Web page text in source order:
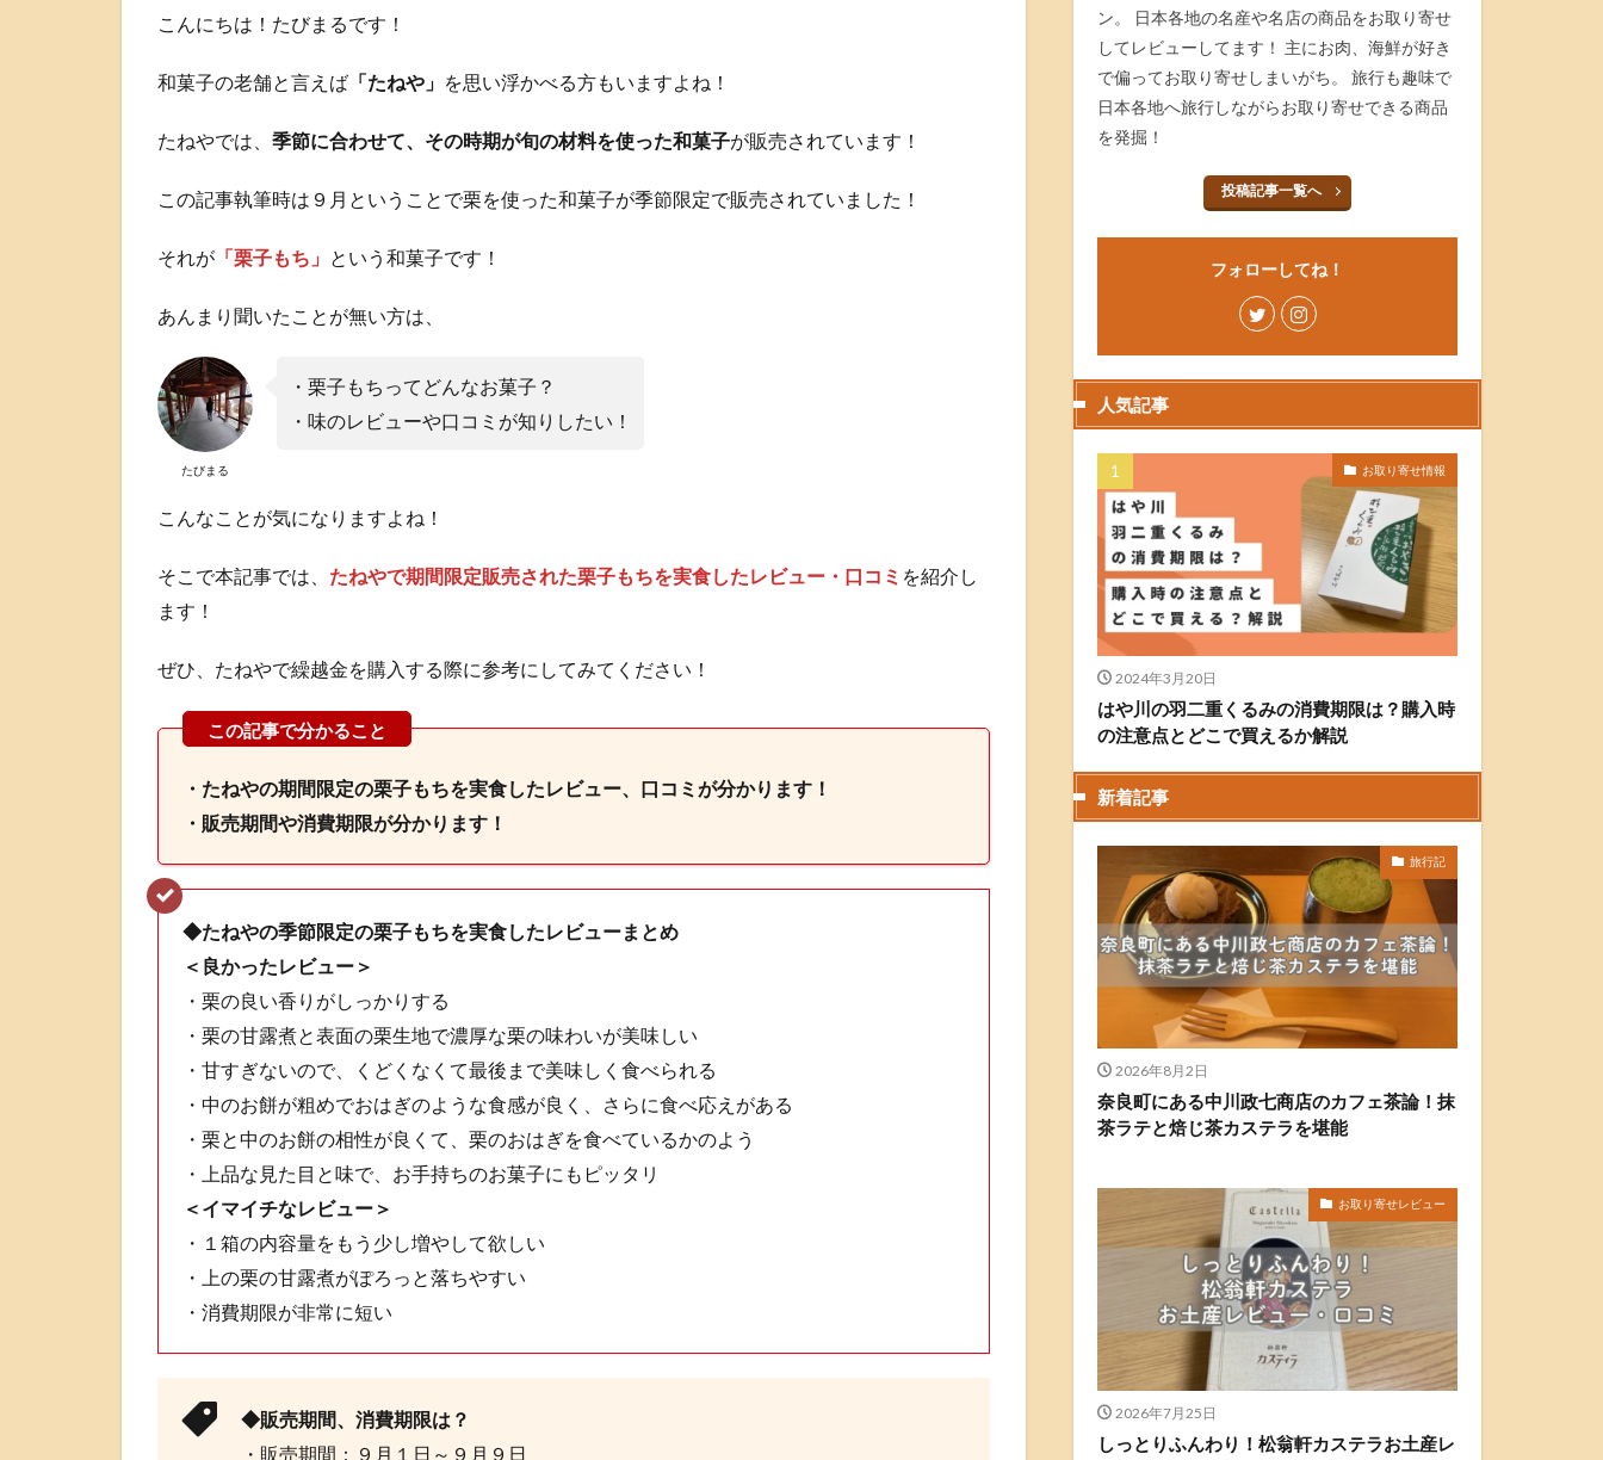
こんにちは！たびまるです！
和菓子の老舗と言えば 「たねや」 を思い浮かべる方もいますよね！
たねやでは、 季節に合わせて、その時期が旬の材料を使った和菓子が販売されています！
この記事執筆時は９月ということで栗を使った和菓子が季節限定で販売されていました！
それが 「栗子もち」 という和菓子です！
あんまり聞いたことが無い方は、
たびまる
・栗子もちってどんなお菓子？
・味のレビューや口コミが知りしたい！
こんなことが気になりますよね！
そこで本記事では、 たねやで期間限定販売された栗子もちを実食したレビュー・口コミ を紹介し
ます！
ぜひ、たねやで繰越金を購入する際に参考にしてみてください！
・たねやの期間限定の栗子もちを実食したレビュー、口コミが分かります！
・販売期間や消費期限が分かります！
◆たねやの季節限定の栗子もちを実食したレビューまとめ
＜良かったレビュー＞
・栗の良い香りがしっかりする
・栗の甘露煮と表面の栗生地で濃厚な栗の味わいが美味しい
・甘すぎないので、くどくなくて最後まで美味しく食べられる
・中のお餅が粗めでおはぎのような食感が良く、さらに食べ応えがある
・栗と中のお餅の相性が良くて、栗のおはぎを食べているかのよう
・上品な見た目と味で、お手持ちのお菓子にもピッタリ
＜イマイチなレビュー＞
・１箱の内容量をもう少し増やして欲しい
・上の栗の甘露煮がぽろっと落ちやすい
・消費期限が非常に短い
◆販売期間、消費期限は？
・販売期間：９月１日～９月９日
ン。 日本各地の名産や名店の商品をお取り寄せ
してレビューしてます！ 主にお肉、海鮮が好き
で偏ってお取り寄せしまいがち。 旅行も趣味で
日本各地へ旅行しながらお取り寄せできる商品
を発掘！
投稿記事一覧へ
フォローしてね！
人気記事
お取り寄せ情報
2024年3月20日
はや川の羽二重くるみの消費期限は？購入時
の注意点とどこで買えるか解説
新着記事
旅行記
2026年8月2日
奈良町にある中川政七商店のカフェ茶論！抹
茶ラテと焙じ茶カステラを堪能
お取り寄せレビュー
2026年7月25日
しっとりふんわり！松翁軒カステラお土産レ